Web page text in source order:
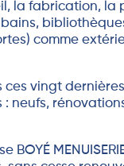
la fabrication, la
comme
ces vingt
: neufs,